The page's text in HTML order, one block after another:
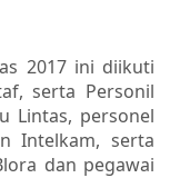
2017 ini diikuti
serta Personil
Lintas, personel
Intelkam, serta
dan pegawai